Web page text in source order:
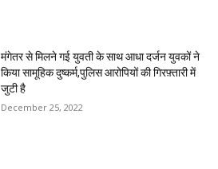
मंगेतर से मिलने गई युवती के साथ आधा दर्जन युवकों ने
किया सामूहिक दुष्कर्म,पुलिस आरोपियों की गिरफ़्तारी में
जुटी है
December 25, 2022